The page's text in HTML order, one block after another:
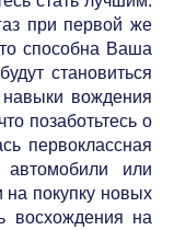
при первой же
способна Ваша
становиться
вождения
позаботьтесь о
первоклассная
или
на покупку новых
восхождения на